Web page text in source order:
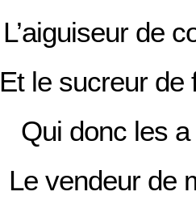
L’aiguiseur de
Et le sucreur de
Qui donc les
Le vendeur de